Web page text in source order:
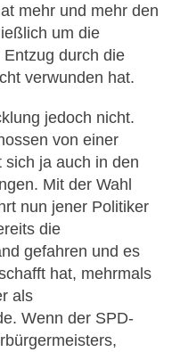
mehr und mehr den
um die
durch die
verwunden hat.
jedoch nicht.
von einer
ja auch in den
Mit der Wahl
nun jener Politiker
die
gefahren und es
hat, mehrmals
als
Wenn der SPD-